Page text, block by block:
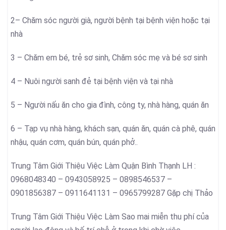
2– Chăm sóc người già, người bệnh tại bệnh viện hoặc tại
nhà
3 – Chăm em bé, trẻ sơ sinh, Chăm sóc mẹ và bé sơ sinh
4 – Nuôi người sanh đẻ tại bệnh viện và tại nhà
5 – Người nấu ăn cho gia đình, công ty, nhà hàng, quán ăn
6 – Tạp vụ nhà hàng, khách sạn, quán ăn, quán cà phê, quán
nhậu, quán cơm, quán bún, quán phở..
Trung Tâm Giới Thiệu Việc Làm Quận Bình Thạnh LH :
0968048340 – 0943058925 – 0898546537 –
0901856387 – 0911641131 – 0965799287 Gặp chị Thảo
Trung Tâm Giới Thiệu Việc Làm Sao mai miễn thu phí của